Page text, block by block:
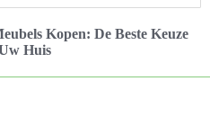
Kopen: De Beste Keuze
Huis